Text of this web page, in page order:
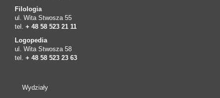
Filologia
ul. Wita Stwosza 55
tel. + 48 58 523 21 11
Logopedia
ul. Wita Stwosza 58
tel. + 48 58 523 23 63
Wydziały